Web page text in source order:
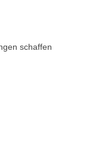
schaffen